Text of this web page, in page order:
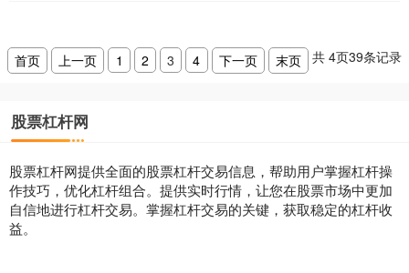
首页 上一页 1 2 3 4 下一页 末页 共4页39条记录
股票杠杆网
股票杠杆网提供全面的股票杠杆交易信息，帮助用户掌握杠杆操
作技巧，优化杠杆组合。提供实时行情，让您在股票市场中更加
自信地进行杠杆交易。掌握杠杆交易的关键，获取稳定的杠杆收
益。